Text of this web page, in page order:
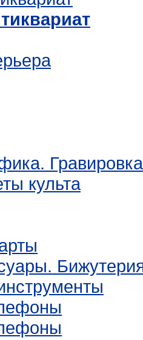
Гравировка
культа